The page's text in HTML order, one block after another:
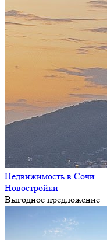
Недвижимость в Сочи
Новостройки
Выгодное предложение